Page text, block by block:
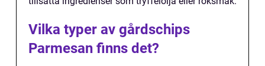
Vilka typer av gårdschips
Parmesan finns det?